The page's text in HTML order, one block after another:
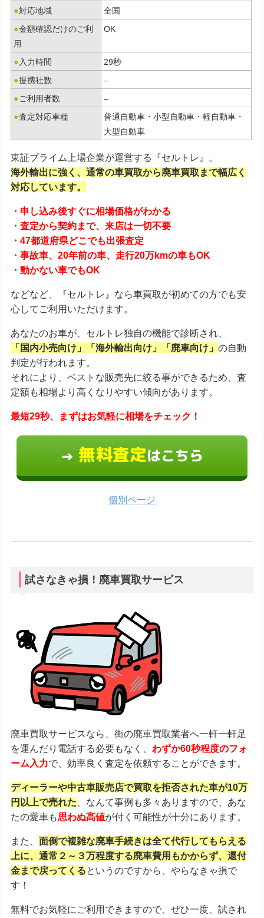
●対応地域
全国
●金額確認だけのご利
用
OK
● 入力時間
29秒
●提携社数
–
●ご利用者数
–
●査定対応車種
普通自動車・小型自動車・軽自動車・
大型自動車
東証プライム上場企業が運営する『セルトレ』。
海外輸出に強く、通常の車買取から廃車買取まで幅広く
対応しています。
・申し込み後すぐに相場価格がわかる
・査定から契約まで、来店は一切不要
・47都道府県どこでも出張査定
・事故車、20年前の車、走行20万kmの車もOK
・動かない車でもOK
などなど、『セルトレ』なら車買取が初めての方でも安
心してご利用いただけます。
あなたのお車が、セルトレ独自の機能で診断され、
「国内小売向け」「海外輸出向け」「廃車向け」 の自動
判定が行われます。
それにより、ベストな販売先に絞る事ができるため、査
定額も相場より高くなりやすい傾向があります。
最短29秒、まずはお気軽に相場をチェック！
→ 無料査定はこちら
個別ページ
試さなきゃ損！廃車買取サービス
廃車買取サービスなら、街の廃車買取業者へ一軒一軒足
を運んだり電話する必要もなく、 わずか60秒程度のフォ
ーム入力で、効率良く査定を依頼することができます。
ディーラーや中古車販売店で買取を拒否された車が10万
円以上で売れた 、なんて事例も多々ありますので、あな
たの愛車も思わぬ高値が付く可能性が十分にあります。
また、 面倒で複雑な廃車手続きは全て代行してもらえる
上に、 通常２～３万程度する廃車費用もかからず、還付
金まで戻ってくるというのですから、やらなきゃ損で
す！
無料でお気軽にご利用できますので、ぜひ一度、試され